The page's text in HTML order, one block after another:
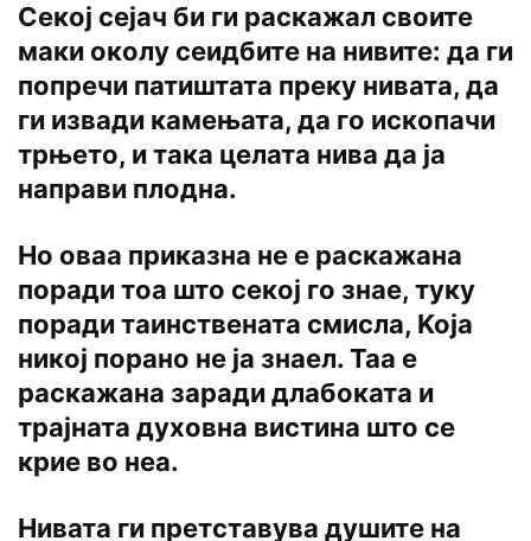
Секој сејач би ги раскажал своите
маки околу сеидбите на нивите: да ги
попречи патиштата преку нивата, да
ги извади камењата, да го ископачи
трњето, и така целата нива да ja
направи плодна.
Ho оваа приказна не e раскажана
поради тоа што секој го знае, туку
поради таинствената смисла, Koja
никој порано не ја знаел. Таа e
раскажана заради длабоката и
трајната духовна вистина што се
крие во неа.
Нивата ги претставува душите на